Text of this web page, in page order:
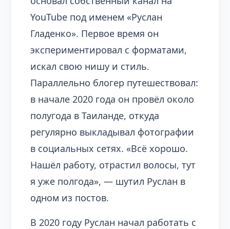
YouTube под именем «Руслан
Гладенко». Первое время он
экспериментировал с форматами,
искал свою нишу и стиль.
Параллельно блогер путешествовал:
в начале 2020 года он провёл около
полугода в Таиланде, откуда
регулярно выкладывал фотографии
в социальных сетях. «Всё хорошо.
Нашёл работу, отрастил волосы, тут
я уже полгода», — шутил Руслан в
одном из постов.
В 2020 году Руслан начал работать с